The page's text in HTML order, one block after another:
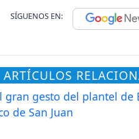
SÍGUENOS EN:
ARTÍCULOS